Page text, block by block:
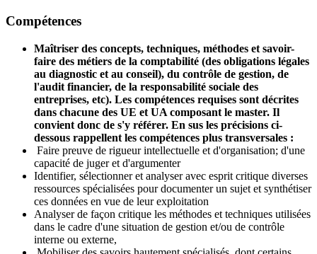
Compétences
Maîtriser des concepts, techniques, méthodes et savoir-
faire des métiers de la comptabilité (des obligations légales
au diagnostic et au conseil), du contrôle de gestion, de
l'audit financier, de la responsabilité sociale des
entreprises, etc). Les compétences requises sont décrites
dans chacune des UE et UA composant le master. Il
convient donc de s'y référer. En sus les précisions ci-
dessous rappellent les compétences plus transversales :
Faire preuve de rigueur intellectuelle et d'organisation; d'une
capacité de juger et d'argumenter
Identifier, sélectionner et analyser avec esprit critique diverses
ressources spécialisées pour documenter un sujet et synthétiser
ces données en vue de leur exploitation
Analyser de façon critique les méthodes et techniques utilisées
dans le cadre d'une situation de gestion et/ou de contrôle
interne ou externe,